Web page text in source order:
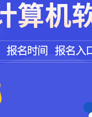
网络工程师
件设计师